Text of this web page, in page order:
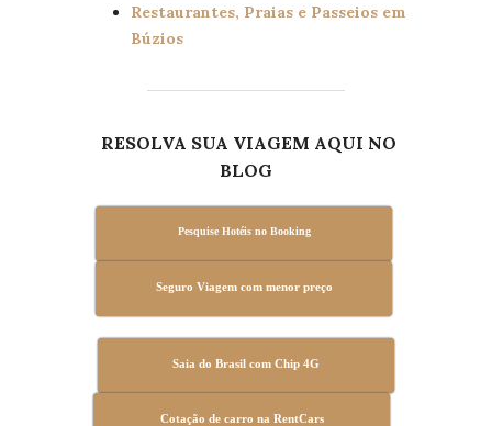
Restaurantes, Praias e Passeios em
Búzios
RESOLVA SUA VIAGEM AQUI NO
BLOG
Pesquise Hotéis no Booking
Seguro Viagem com menor preço
Saia do Brasil com Chip 4G
Cotação de carro na RentCars